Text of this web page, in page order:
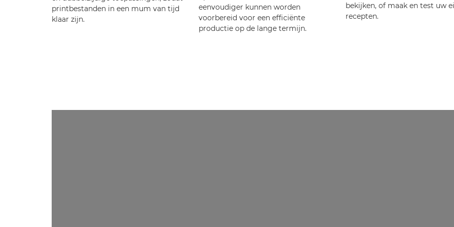
printbestanden in een mum van tijd
klaar zijn.
eenvoudiger kunnen worden
voorbereid voor een efficiënte
productie op de lange termijn.
bekijken, of maak en test uw
recepten.